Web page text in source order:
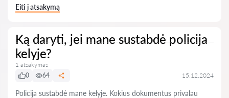
Eiti į atsakymą
Ką daryti, jei mane sustabdė policija
kelyje?
1 atsakymas
0
64 15.12.2024
Policija sustabdė mane kelyje. Kokius dokumentus privalau